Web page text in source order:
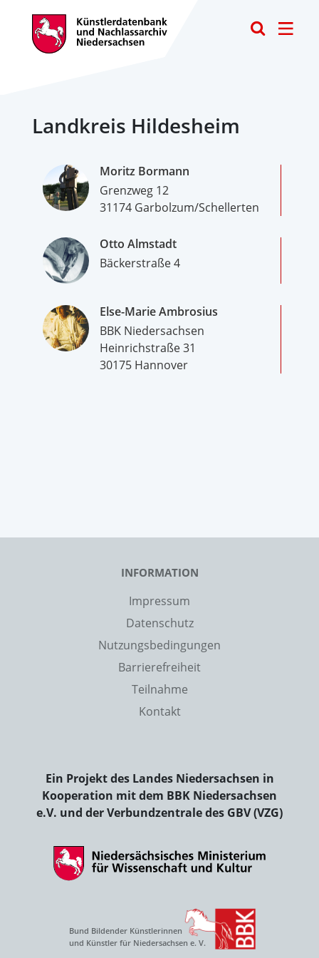
Landkreis Hildesheim
Moritz Bormann
Grenzweg 12
31174 Garbolzum/Schellerten
Otto Almstadt
Bäckerstraße 4
Else-Marie Ambrosius
BBK Niedersachsen
Heinrichstraße 31
30175 Hannover
INFORMATION
Impressum
Datenschutz
Nutzungsbedingungen
Barrierefreiheit
Teilnahme
Kontakt
Ein Projekt des Landes Niedersachsen in
Kooperation mit dem BBK Niedersachsen
e.V. und der Verbundzentrale des GBV (VZG)
Bund Bildender Künstlerinnen
und Künstler für Niedersachsen e. V.